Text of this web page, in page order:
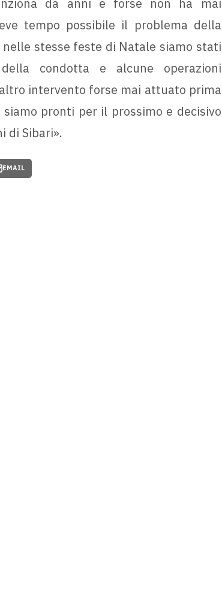
da anni e forse non ha mai
tempo possibile il problema della
stesse feste di Natale siamo stati
condotta e alcune operazioni
intervento forse mai attuato prima
pronti per il prossimo e decisivo
di Sibari».
EMAIL